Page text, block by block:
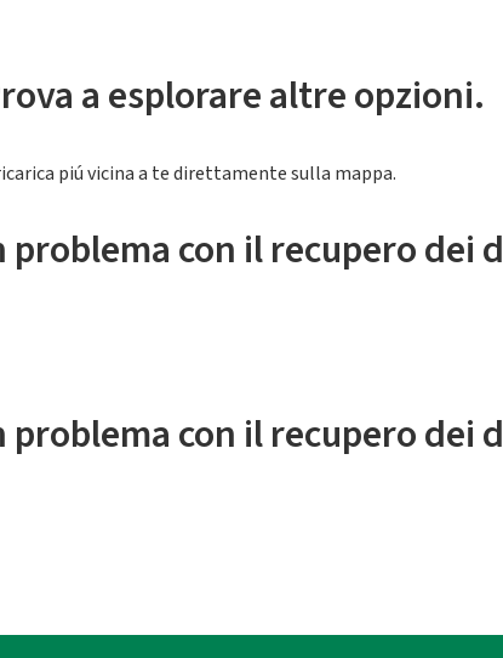
a esplorare altre opzioni.
piú vicina a te direttamente sulla mappa.
problema con il recupero dei
problema con il recupero dei